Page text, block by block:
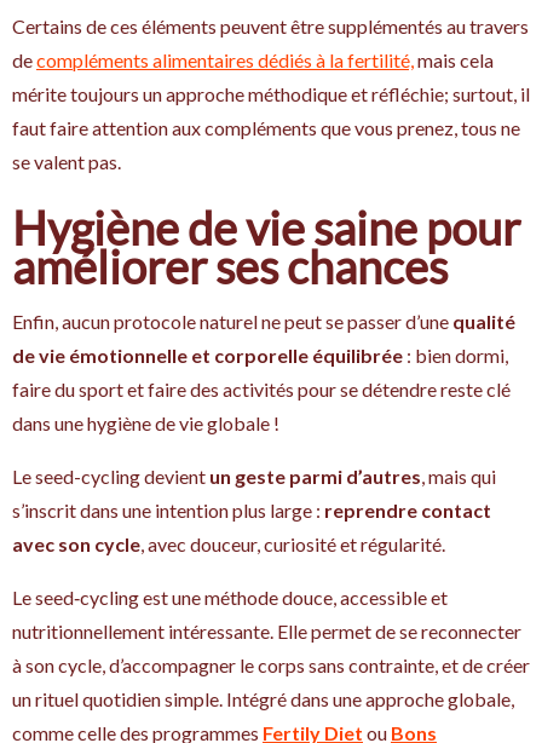
Certains de ces éléments peuvent être supplémentés au travers
decompléments alimentaires dédiés à la fertilité,mais cela
mérite toujours un approche méthodique et réfléchie; surtout, il
faut faire attention aux compléments que vous prenez, tous ne
se valent pas.
Hygiène de vie saine pour
améliorer ses chances
Enfin, aucun protocole naturel ne peut se passer d’une qualité
de vie émotionnelle et corporelle équilibrée : bien dormi,
faire du sport et faire des activités pour se détendre reste clé
dans une hygiène de vie globale !
Le seed-cycling devient un geste parmi d’autres, mais qui
s’inscrit dans une intention plus large : reprendre contact
avec son cycle, avec douceur, curiosité et régularité.
Le seed‑cycling est une méthode douce, accessible et
nutritionnellement intéressante. Elle permet de se reconnecter
à son cycle, d’accompagner le corps sans contrainte, et de créer
un rituel quotidien simple. Intégré dans une approche globale,
comme celle des programmes Fertily Diet ou Bons